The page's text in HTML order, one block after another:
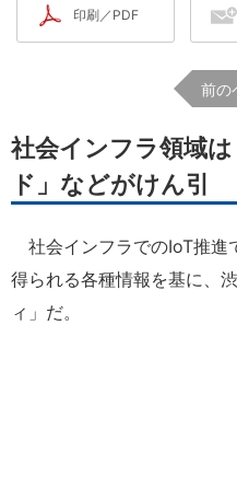
印刷／PDF
前の
社会インフラ領域
ド」などがけん引
社会インフラでのIoT推進
得られる各種情報を基に、
ィ」だ。